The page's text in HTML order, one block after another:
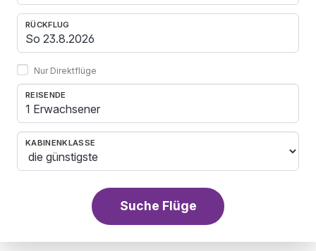
RÜCKFLUG
Nur Direktflüge
REISENDE
1 Erwachsener
KABINENKLASSE
Suche Flüge